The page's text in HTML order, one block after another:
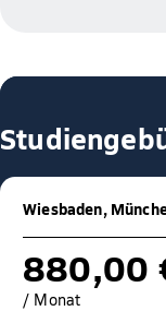
Wiesbaden,
880,00
/ Monat